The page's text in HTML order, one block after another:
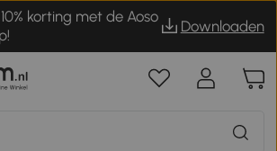
korting met de Aoso
Downloaden